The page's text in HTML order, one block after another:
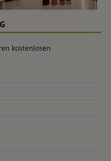
kostenlosen